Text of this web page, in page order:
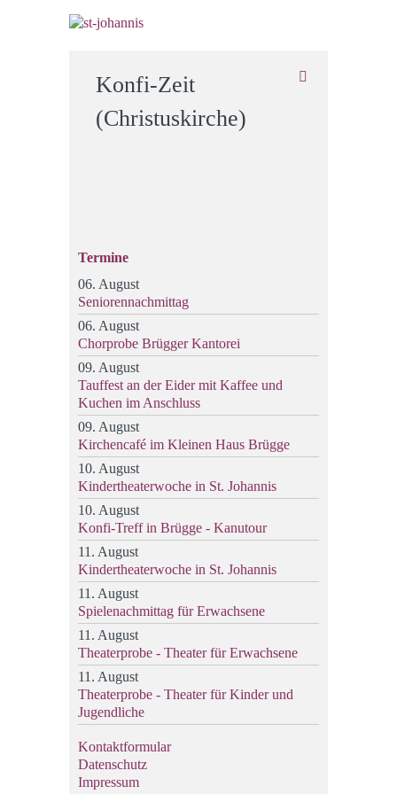
Konfi-Zeit
(Christuskirche)
Termine
06. August
Seniorennachmittag
06. August
Chorprobe Brügger Kantorei
09. August
Tauffest an der Eider mit Kaffee und
Kuchen im Anschluss
09. August
Kirchencafé im Kleinen Haus Brügge
10. August
Kindertheaterwoche in St. Johannis
10. August
Konfi-Treff in Brügge - Kanutour
11. August
Kindertheaterwoche in St. Johannis
11. August
Spielenachmittag für Erwachsene
11. August
Theaterprobe - Theater für Erwachsene
11. August
Theaterprobe - Theater für Kinder und
Jugendliche
Kontaktformular
Datenschutz
Impressum